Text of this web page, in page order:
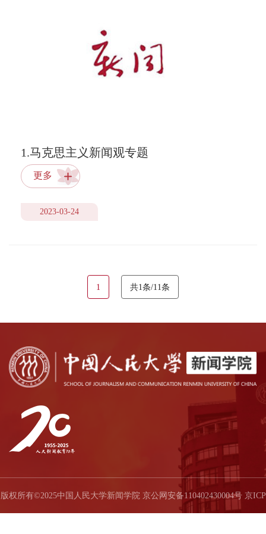
1.马克思主义新闻观专题
更多
2023-03-24
1 共1条/11条
版权所有©2025中国人民大学新闻学院 京公网安备110402430004号 京ICP